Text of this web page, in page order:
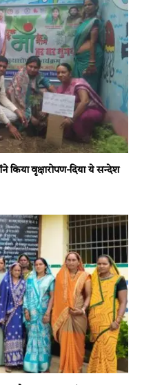
वृक्षारोपण-दिया ये सन्देश